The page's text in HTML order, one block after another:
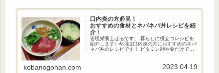
口内炎の方必見！
おすすめの食材とネバネバ丼レシピを紹
介！
管理栄養士はるです。 暮らしに役立つレシピを
紹介します♪ 今回は口内炎の方におすすめのネバ
ネバ丼のレシピです！ ビタミン剤や薬だけで対
kobanogohan.com 2023.04.19